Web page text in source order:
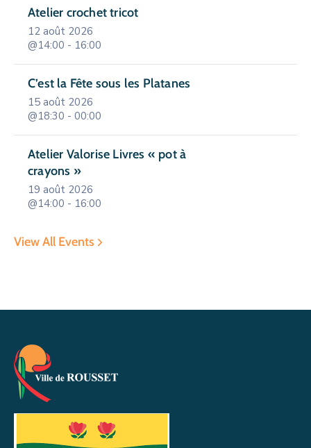
Atelier crochet tricot
12 août 2026
@14:00 - 16:00
C’est la Fête sous les Platanes
15 août 2026
@18:30 - 00:00
Atelier Valorise Livres « pot à
crayons »
19 août 2026
@14:00 - 16:00
View All Events